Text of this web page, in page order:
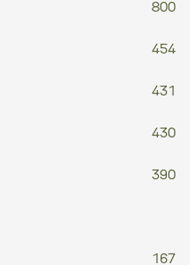
800
454
431
430
390
167